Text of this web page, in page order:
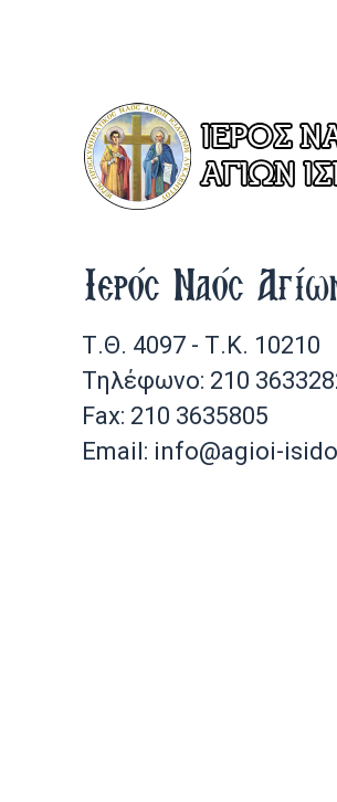
Ιερός Ναός
Τ.Θ. 4097 - Τ.Κ. 10210
Τηλέφωνο: 210
Fax: 210 3635805
Email: info@agioi-